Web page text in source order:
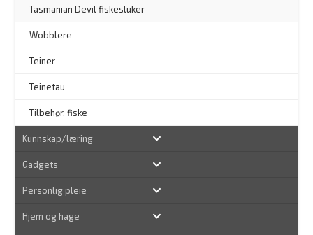
Tasmanian Devil fiskesluker
Wobblere
Teiner
Teinetau
Tilbehør, fiske
Kunnskap/læring
Gadgets
Personlig pleie
Hjem og hage